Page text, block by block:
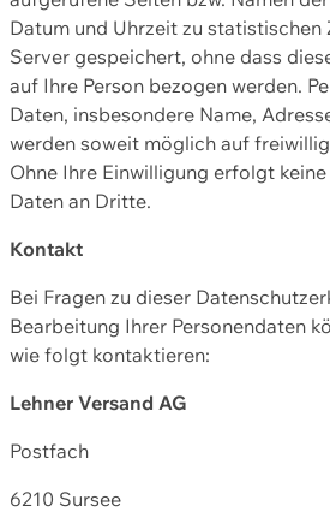
Datum und Uhrzeit zu statistischen
Server gespeichert, ohne dass
auf Ihre Person bezogen werden.
Daten, insbesondere Name,
werden soweit möglich auf
Ohne Ihre Einwilligung erfolgt
Daten an Dritte.
Kontakt
Bei Fragen zu dieser
Bearbeitung Ihrer Personendaten
wie folgt kontaktieren:
Lehner Versand AG
Postfach
6210 Sursee